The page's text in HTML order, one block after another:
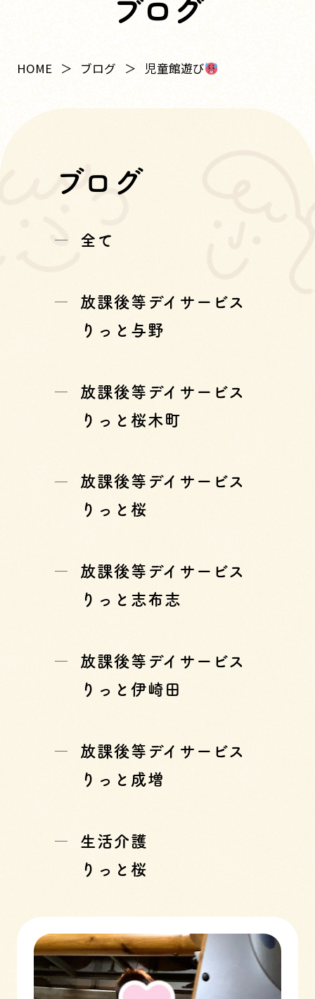
ブログ
HOME ブログ 児童館遊び
ブログ
全て
放課後等デイサービス
りっと与野
放課後等デイサービス
りっと桜木町
放課後等デイサービス
りっと桜
放課後等デイサービス
りっと志布志
放課後等デイサービス
りっと伊崎田
放課後等デイサービス
りっと成増
生活介護
りっと桜